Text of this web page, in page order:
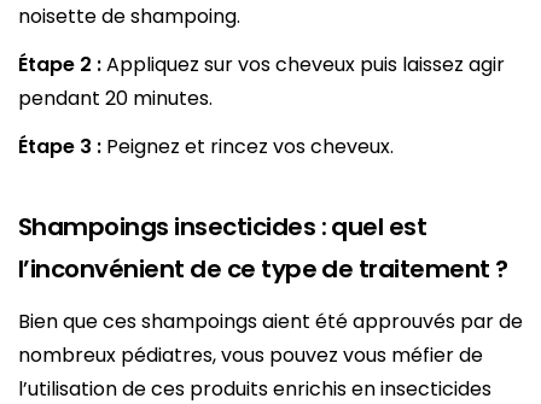
noisette de shampoing.
Étape 2 :Appliquez sur vos cheveux puis laissez agir
pendant 20 minutes.
Étape 3 : Peignez et rincez vos cheveux.
Shampoings insecticides : quel est
l’inconvénient de ce type de traitement ?
Bien que ces shampoings aient été approuvés par de
nombreux pédiatres, vous pouvez vous méfier de
l’utilisation de ces produits enrichis en insecticides